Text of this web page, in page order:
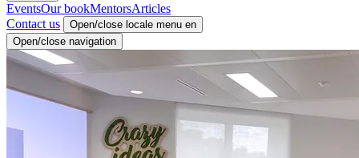
EventsOur bookMentorsArticles
Contact us
Open/close locale menu en
Open/close navigation